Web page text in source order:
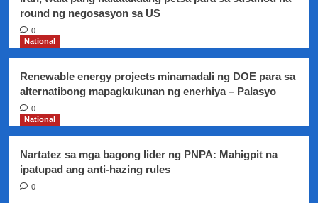
round ng negosasyon sa US
0
National
Renewable energy projects minamadali ng DOE para sa
alternatibong mapagkukunan ng enerhiya – Palasyo
0
National
Nartatez sa mga bagong lider ng PNPA: Mahigpit na
ipatupad ang anti-hazing rules
0